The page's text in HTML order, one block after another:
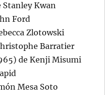
Stanley Kwan
Ford
Zlotowski
Barratier
de Kenji Misumi
Mesa Soto